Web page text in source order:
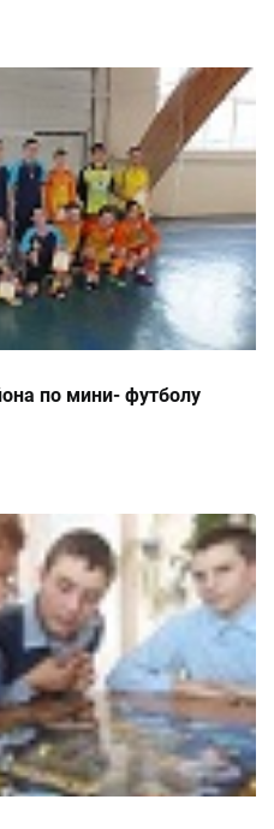
по мини- футболу